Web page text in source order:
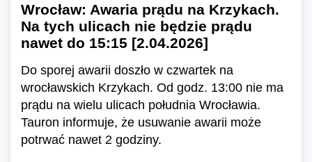
Wrocław: Awaria prądu na Krzykach.
Na tych ulicach nie będzie prądu
nawet do 15:15 [2.04.2026]
Do sporej awarii doszło w czwartek na
wrocławskich Krzykach. Od godz. 13:00 nie ma
prądu na wielu ulicach południa Wrocławia.
Tauron informuje, że usuwanie awarii może
potrwać nawet 2 godziny.